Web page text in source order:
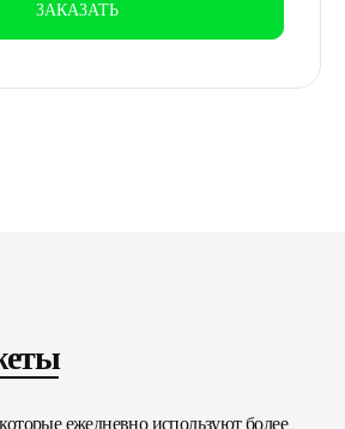
ЗАКАЗАТЬ
ежедневно используют более